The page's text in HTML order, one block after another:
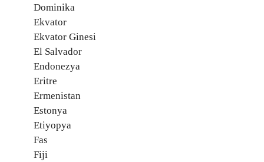
Dominika
Ekvator
Ekvator Ginesi
El Salvador
Endonezya
Eritre
Ermenistan
Estonya
Etiyopya
Fas
Fiji